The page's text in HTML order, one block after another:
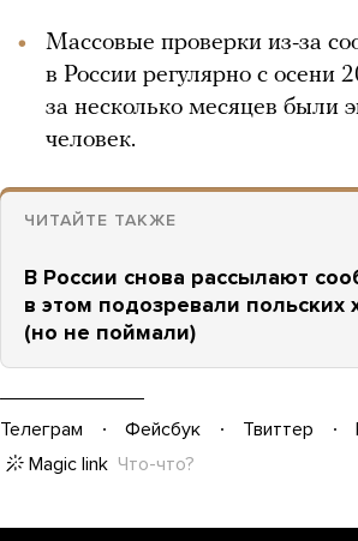
Массовые проверки из-за
в России регулярно с осени
за несколько месяцев были
человек.
ЧИТАЙТЕ ТАКЖЕ
В России снова рассылают
в этом подозревали польских
(но не поймали)
Телеграм Фейсбук Твиттер
Magic link Что-что?